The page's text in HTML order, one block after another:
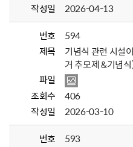
작성일
2026-04-13
번호
594
제목
기념식 관련 시설이용 제한
거 추모제 &기념
파일
조회수
406
작성일
2026-03-10
번호
593